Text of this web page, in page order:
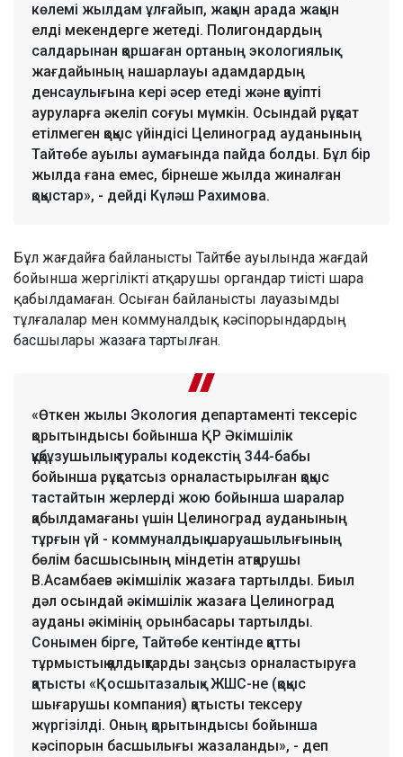
көлемі жылдам ұлғайып, жақын арада жақын
елді мекендерге жетеді. Полигондардың
салдарынан қоршаған ортаның экологиялық
жағдайының нашарлауы адамдардың
денсаулығына кері әсер етеді және қауіпті
ауруларға әкеліп соғуы мүмкін. Осындай рұқсат
етілмеген қоқыс үйіндісі Целиноград ауданының
Тайтөбе ауылы аумағында пайда болды. Бұл бір
жылда ғана емес, бірнеше жылда жиналған
қоқыстар», - дейді Күләш Рахимова.
Бұл жағдайға байланысты Тайтөбе ауылында жағдай
бойынша жергілікті атқарушы органдар тиісті шара
қабылдамаған. Осыған байланысты лауазымды
тұлғалалар мен коммуналдық кәсіпорындардың
басшылары жазаға тартылған.
«Өткен жылы Экология департаменті тексеріс
қорытындысы бойынша ҚР Әкімшілік
құқбұзушылық туралы кодекстің 344-бабы
бойынша рұқсатсыз орналастырылған қоқыс
тастайтын жерлерді жою бойынша шаралар
қабылдамағаны үшін Целиноград ауданының
тұрғын үй - коммуналдық шаруашылығының
бөлім басшысының міндетін атқарушы
В.Асамбаев әкімшілік жазаға тартылды. Биыл
дәл осындай әкімшілік жазаға Целиноград
ауданы әкімінің орынбасары тартылды.
Сонымен бірге, Тайтөбе кентінде қатты
тұрмыстық қалдықтарды заңсыз орналастыруға
қатысты «Қосшытазалық» ЖШС-не (қоқыс
шығарушы компания) қатысты тексеру
жүргізілді. Оның қорытындысы бойынша
кәсіпорын басшылығы жазаланды», - деп